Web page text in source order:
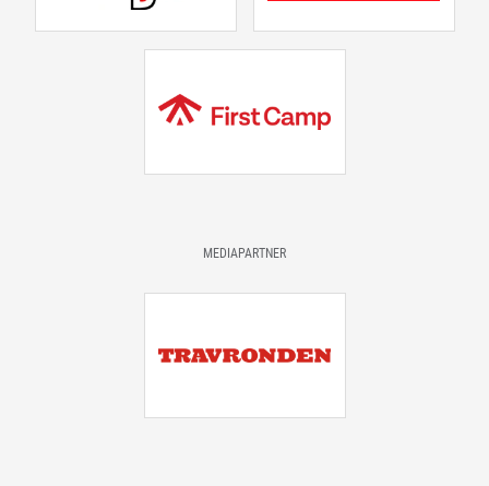
MEDIAPARTNER